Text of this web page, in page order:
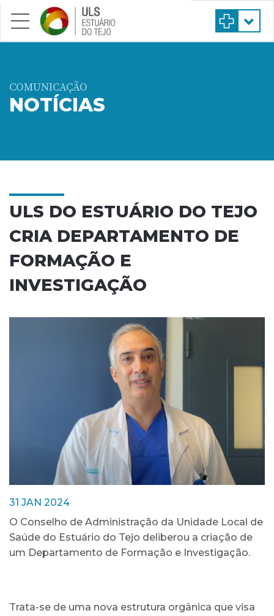
Saltar para conteúdo principal
COMUNICAÇÃO
NOTÍCIAS
ULS DO ESTUÁRIO DO TEJO
CRIA DEPARTAMENTO DE
FORMAÇÃO E
INVESTIGAÇÃO
31 JAN 2024
O Conselho de Administração da Unidade Local de
Saúde do Estuário do Tejo deliberou a criação de
um Departamento de Formação e Investigação.
Trata-se de uma nova estrutura orgânica que visa